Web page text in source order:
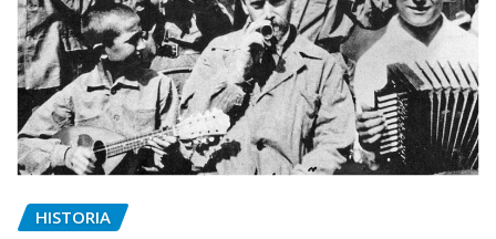
HISTORIA